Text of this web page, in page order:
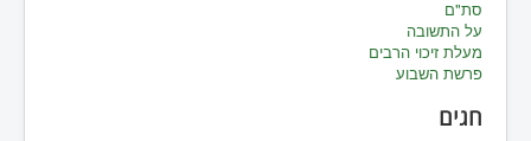
סת"ם
על התשובה
מעלת זיכוי הרבים
פרשת השבוע
חגים